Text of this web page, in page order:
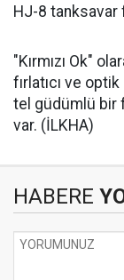
HJ-8
"Kırmızı Ok"
fırlatıcı ve optik
tel güdümlü bir
var. (İLKHA)
HABERE